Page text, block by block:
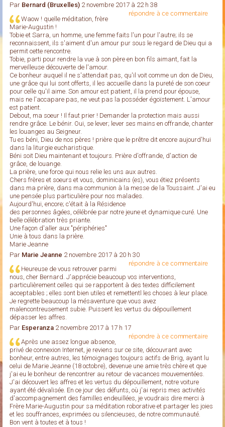
Par Bernard (Bruxelles) 2 novembre 2017 à 22 h 38
répondre à ce commentaire
Waow ! quelle méditation, frère
Marie-Augustin !
Tobie et Sarra, un homme, une femme faits l'un pour l'autre; ils se
reconnaissent, ils s'aiment d'un amour pur sous le regard de Dieu qui a
permit cette rencontre.
Tobie, parti pour rendre la vue à son père en bon fils aimant, fait la
merveilleuse découverte de l'amour.
Ce bonheur auquel il ne s'attendait pas, qu'il voit comme un don de Dieu,
une grâce qui lui sont offerts, il les accueille dans la pureté de son coeur
pour celle qu'il aime. Son amour est patient, il la prend pour épouse,
mais ne l'accapare pas, ne veut pas la posséder égoïstement. L'amour
est patient.
Debout, ma soeur ! Il faut prier ! Demander la protection mais aussi
rendre grâce. Le bénir. Oui, se lever; lever ses mains en offrande, chanter
les louanges au Seigneur.
Tu es béni, Dieu de nos pères ! prière que le prêtre dit encore aujourd'hui
dans la liturgie eucharistique.
Béni soit Dieu maintenant et toujours. Prière d'offrande, d'action de
grâce, de louange.
La prière, une force qui nous relie les uns aux autres.
Chers frères et soeurs et vous, dominicains (es), vous étiez présents
dans ma prière, dans ma communion à la messe de la Toussaint. J'ai eu
une pensée plus particulière pour nos malades.
Aujourd'hui, encore; c'était à la Résidence
des personnes âgées, célébrée par notre jeune et dynamique curé. Une
belle célébration très priante.
Une façon d'aller aux "périphéries"
Unie à tous dans la prière.
Marie Jeanne
Par Marie Jeanne 2 novembre 2017 à 20 h 30
répondre à ce commentaire
Heureuse de vous retrouver parmi
nous, cher Bernard. J'apprécie beaucoup vos interventions,
particulièrement celles qui se rapportent à des textes difficilement
acceptables ; elles sont bien utiles et remettentl les choses à leur place.
Je regrette beaucoup la mésaventure que vous avez
malencontreusement subie. Puissent les vertus du dépouillement
dépasser les affres.
Par Esperanza 2 novembre 2017 à 17 h 17
répondre à ce commentaire
Après une assez longue absence,
privé de connexion Internet, je reviens sur ce site, découvrant avec
bonheur, entre autres, les témoignages toujours actifs de Brig, ayant lu
celui de Marie Jeanne (18 octobre), devenue une amie très chère et que
j'ai eu le bonheur de rencontrer au retour de vacances mouvementées.
J'ai découvert les affres et les vertus du dépouillement, notre voiture
ayant été dévalisée. En ce jour des défunts, où j'ai repris mes activités
d'accompagnement des familles endeuillées, je voudrais dire merci à
Frère Marie-Augustin pour sa méditation roborative et partager les joies
et les souffrances, exprimées ou silencieuses, de notre communauté.
Bon vent à toutes et à tous !